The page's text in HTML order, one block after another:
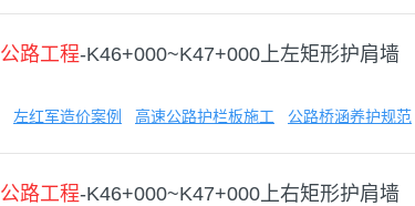
公路工程-K46+000~K47+000上左矩形护肩墙
左红军造价案例 高速公路护栏板施工 公路桥涵养护规范
公路工程-K46+000~K47+000上右矩形护肩墙